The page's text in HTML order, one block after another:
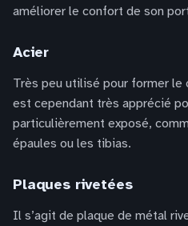
améliorer le confort de son
Acier
Très peu utilisé pour former le
est cependant très apprécié
particulièrement exposé,
épaules ou les tibias.
Plaques rivetées
Il s’agit de plaque de métal